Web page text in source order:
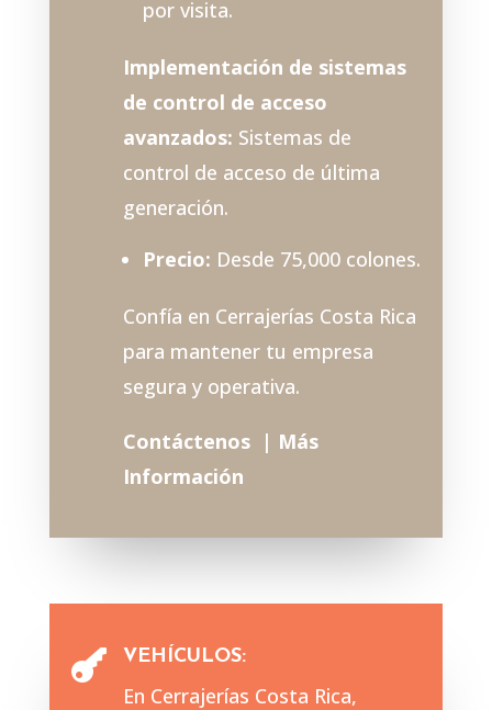
por visita.
Implementación de sistemas
de control de acceso
avanzados: Sistemas de
control de acceso de última
generación.
Precio: Desde 75,000 colones.
Confía en Cerrajerías Costa Rica
para mantener tu empresa
segura y operativa.
Contáctenos | Más
Información
 VEHÍCULOS:
En Cerrajerías Costa Rica,